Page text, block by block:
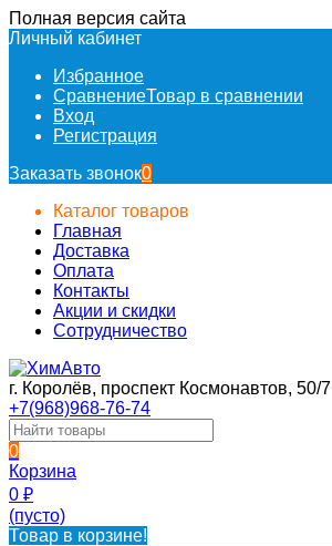
Полная версия сайта
Личный кабинет
Избранное
СравнениеТовар в сравнении
Вход
Регистрация
Заказать звонок0
Каталог товаров
Главная
Доставка
Оплата
Контакты
Акции и скидки
Сотрудничество
г. Королёв, проспект Космонавтов, 50/7
+7(968)968-76-74
0
Корзина
0 ₽
(пусто)
Товар в корзине!